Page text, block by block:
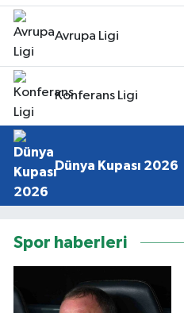
Avrupa Ligi
Konferans Ligi
Dünya Kupası 2026
Spor haberleri